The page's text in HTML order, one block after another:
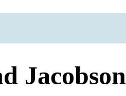
Jacobson